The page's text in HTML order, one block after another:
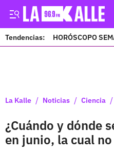
Tendencias: HORÓSCOPO
La Kalle / Noticias / Ciencia /
¿Cuándo y dónde
en junio, la cual